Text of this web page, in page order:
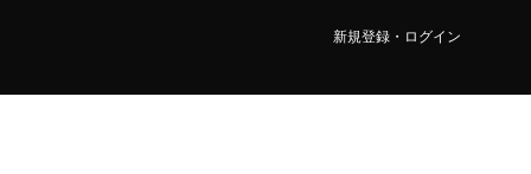
新規登録・ログイン